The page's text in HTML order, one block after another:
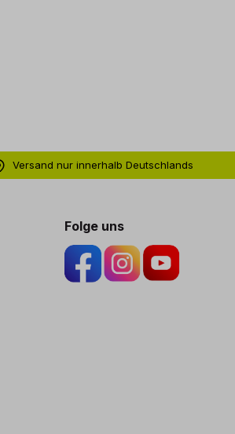
Versand nur innerhalb Deutschlands
Folge uns